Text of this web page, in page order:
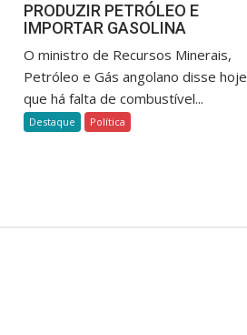
PRODUZIR PETRÓLEO E
IMPORTAR GASOLINA
O ministro de Recursos Minerais,
Petróleo e Gás angolano disse hoje
que há falta de combustível...
Destaque Política